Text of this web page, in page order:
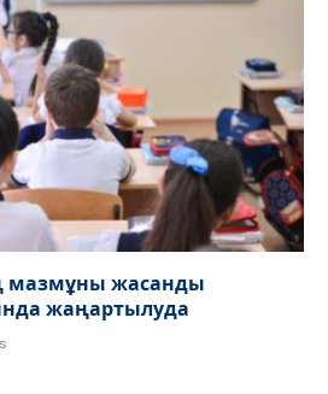
мазмұны жасанды
жаңартылуда